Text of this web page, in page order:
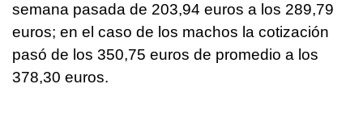
semana pasada de 203,94 euros a los 289,79
euros; en el caso de los machos la cotización
pasó de los 350,75 euros de promedio a los
378,30 euros.